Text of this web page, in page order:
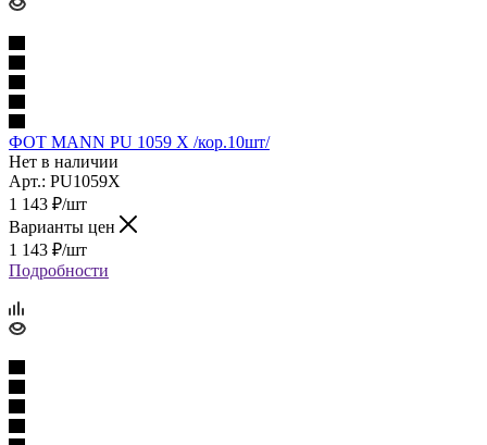
ФОТ MANN PU 1059 X /кор.10шт/
Нет в наличии
Арт.: PU1059X
1 143 ₽/шт
Варианты цен
1 143 ₽/шт
Подробности